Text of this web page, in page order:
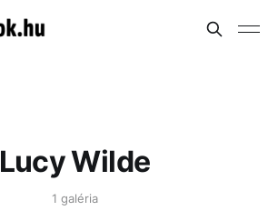
Lucy Wilde
1 galéria